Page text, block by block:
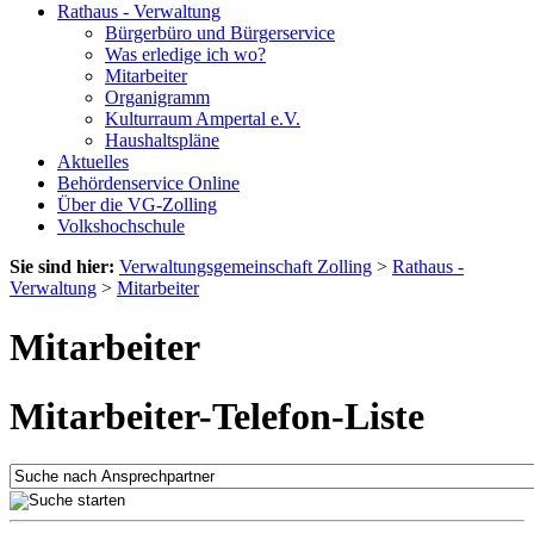
Rathaus - Verwaltung
Bürgerbüro und Bürgerservice
Was erledige ich wo?
Mitarbeiter
Organigramm
Kulturraum Ampertal e.V.
Haushaltspläne
Aktuelles
Behördenservice Online
Über die VG-Zolling
Volkshochschule
Sie sind hier: Verwaltungsgemeinschaft Zolling > Rathaus -
Verwaltung > Mitarbeiter
Mitarbeiter
Mitarbeiter-Telefon-Liste